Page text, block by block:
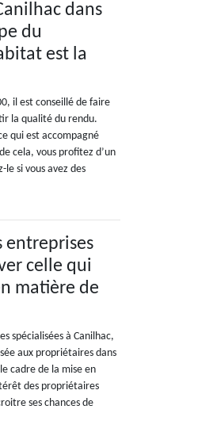
dans
du
est la
il est conseillé de faire
la qualité du rendu.
qui est accompagné
cela, vous profitez d’un
si vous avez des
entreprises
celle qui
matière de
spécialisées à Canilhac,
aux propriétaires dans
cadre de la mise en
des propriétaires
ses chances de